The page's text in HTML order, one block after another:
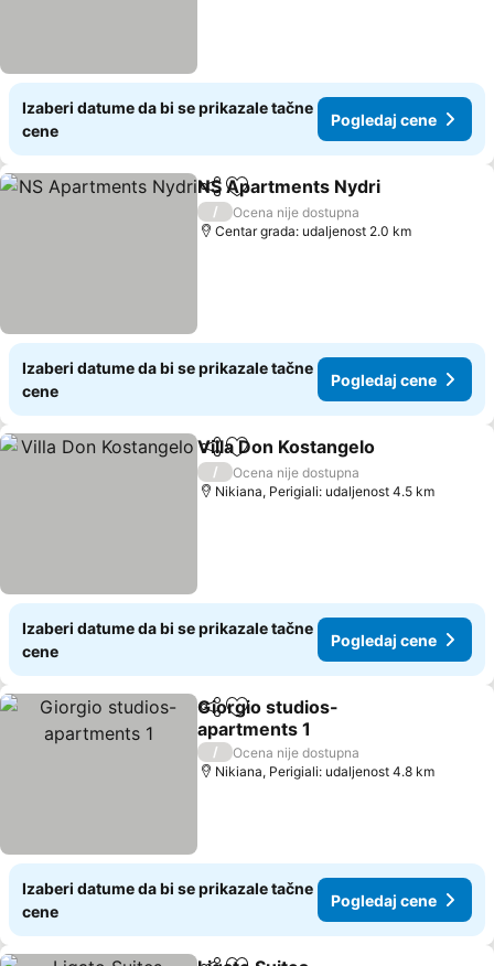
Izaberi datume da bi se prikazale tačne
cene
Pogledaj cene
Deli Dodati u favorite
NS Apartments Nydri
/
Ocena nije dostupna
Centar grada: udaljenost 2.0 km
Izaberi datume da bi se prikazale tačne
cene
Pogledaj cene
Deli Dodati u favorite
Villa Don Kostangelo
/
Ocena nije dostupna
Nikiana, Perigiali: udaljenost 4.5 km
Izaberi datume da bi se prikazale tačne
cene
Pogledaj cene
Deli Dodati u favorite
Giorgio studios-
apartments 1
/
Ocena nije dostupna
Nikiana, Perigiali: udaljenost 4.8 km
Izaberi datume da bi se prikazale tačne
cene
Pogledaj cene